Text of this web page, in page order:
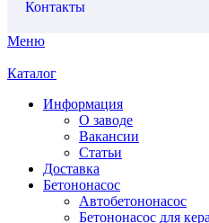
Контакты
Меню
Каталог
Информация
О заводе
Вакансии
Статьи
Доставка
Бетононасос
Автобетононасос
Бетононасос для